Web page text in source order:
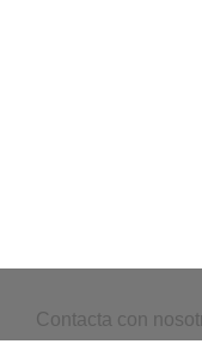
Contacta con